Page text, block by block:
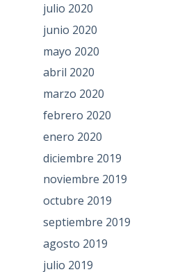
julio 2020
junio 2020
mayo 2020
abril 2020
marzo 2020
febrero 2020
enero 2020
diciembre 2019
noviembre 2019
octubre 2019
septiembre 2019
agosto 2019
julio 2019